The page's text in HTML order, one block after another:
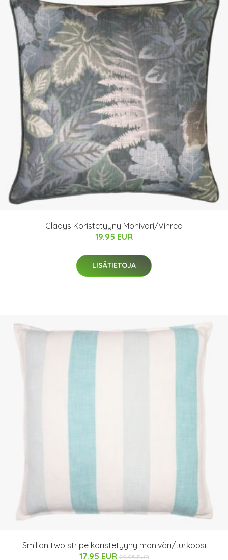
Gladys Koristetyyny Moniväri/Vihreä
19.95 EUR
LISÄTIETOJA
Smillan two stripe koristetyyny moniväri/turkoosi
17.95 EUR 29.95 EUR